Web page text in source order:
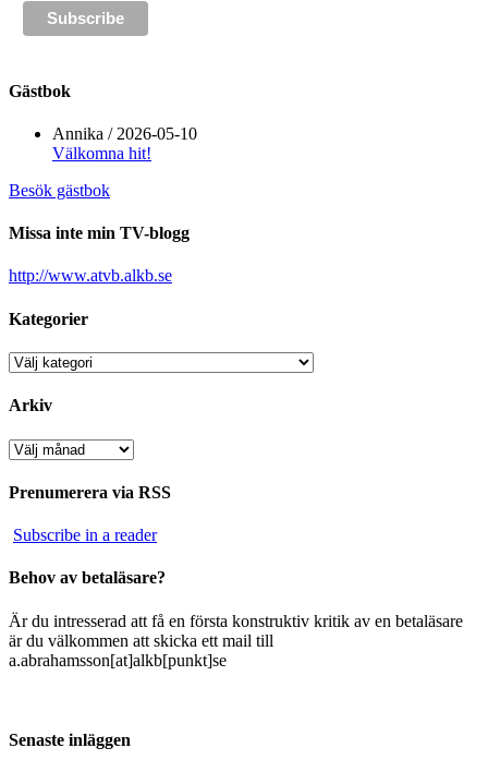
Gästbok
Annika / 2026-05-10
Välkomna hit!
Besök gästbok
Missa inte min TV-blogg
http://www.atvb.alkb.se
Kategorier
Kategorier
Arkiv
Arkiv
Prenumerera via RSS
Subscribe in a reader
Behov av betaläsare?
Är du intresserad att få en första konstruktiv kritik av en betaläsare
är du välkommen att skicka ett mail till
a.abrahamsson[at]alkb[punkt]se
Senaste inläggen